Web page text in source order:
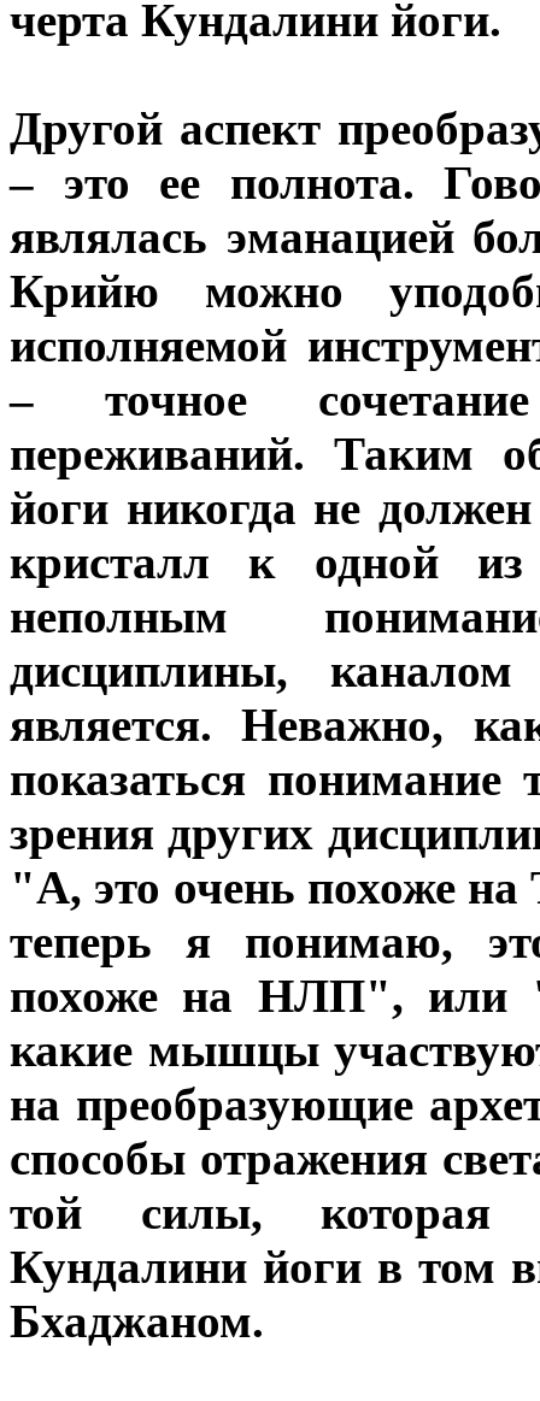
черта Кундалини йоги.
Другой аспект
– это ее полнота.
являлась эманацией
Крийю можно
исполняемой
– точное
переживаний. Таким
йоги никогда не должен
кристалл к одной из
неполным
дисциплины,
является. Неважно,
показаться понимание
зрения других
"А, это очень похоже
теперь я понимаю,
похоже на НЛП", или
какие мышцы
на преобразующие
способы отражения
той силы, которая
Кундалини йоги в том
Бхаджаном.